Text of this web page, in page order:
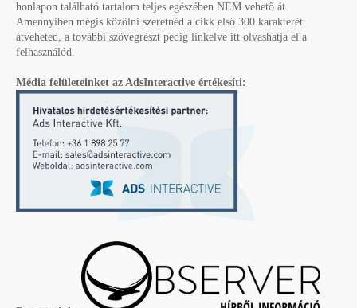
honlapon található tartalom teljes egészében NEM vehető át.
Amennyiben mégis közölni szeretnéd a cikk első 300 karakterét
átveheted, a további szövegrészt pedig linkelve itt olvashatja el a
felhasználód.
Média felületeinket az AdsInteractive értékesíti: